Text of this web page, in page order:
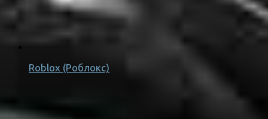
Roblox (Роблокс)